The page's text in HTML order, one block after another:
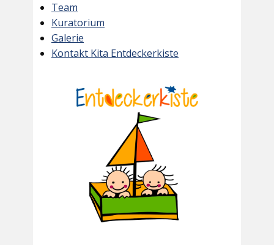
Team
Kuratorium
Galerie
Kontakt Kita Entdeckerkiste